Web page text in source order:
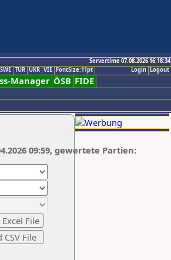
Servertime 07.08.2026 16:18:34
Logout
Login
SWE TUR UKR VIE FontSize:11pt
Manager ÖSB FIDE
09:59, gewertete Partien: